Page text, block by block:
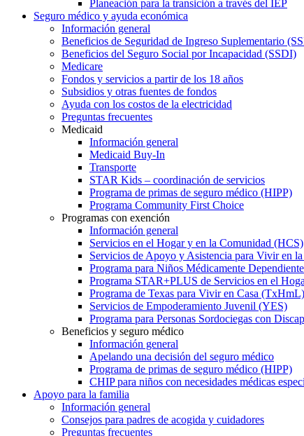
Planeación para la transición a través del IEP
Seguro médico y ayuda económica
Información general
Beneficios de Seguridad de Ingreso Suplementario
Beneficios del Seguro Social por Incapacidad (SSDI)
Medicare
Fondos y servicios a partir de los 18 años
Subsidios y otras fuentes de fondos
Ayuda con los costos de la electricidad
Preguntas frecuentes
Medicaid
Información general
Medicaid Buy-In
Transporte
STAR Kids – coordinación de servicios
Programa de primas de seguro médico (HIPP)
Programa Community First Choice
Programas con exención
Información general
Servicios en el Hogar y en la Comunidad (HCS)
Servicios de Apoyo y Asistencia para Vivir en
Programa para Niños Médicamente
Programa STAR+PLUS de Servicios en el
Programa de Texas para Vivir en Casa (TxHmL)
Servicios de Empoderamiento Juvenil (YES)
Programa para Personas Sordociegas con
Beneficios y seguro médico
Información general
Apelando una decisión del seguro médico
Programa de primas de seguro médico (HIPP)
CHIP para niños con necesidades médicas
Apoyo para la familia
Información general
Consejos para padres de acogida y cuidadores
Preguntas frecuentes